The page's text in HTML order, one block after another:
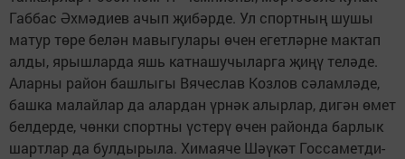
Габ­бас Әх­мә­ди­ев ачып җи­бәр­де. Ул спорт­ның шу­шы
ма­тур тө­ре бе­лән ма­вы­гу­ла­ры өчен егет­ләр­не мак­тап
ал­ды, ярыш­лар­да яшь кат­на­шу­чы­лар­га җи­ңү те­лә­де.
Алар­ны ра­йон баш­лы­гы Вя­чес­лав Коз­лов сә­лам­лә­де,
баш­ка ма­лай­лар да алар­дан үр­нәк алыр­лар, ди­гән өмет
бел­дер­де, чөн­ки спорт­ны үс­те­рү өчен ра­йон­да бар­лык
шарт­лар да бул­ды­ры­ла. Хи­ма­я­че Шәү­кәт Гос­са­мет­ди­